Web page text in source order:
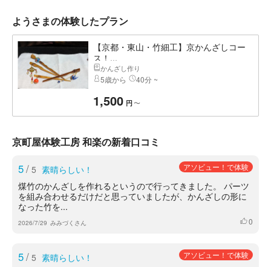
ようさまの体験したプラン
【京都・東山・竹細工】京かんざしコー
ス！...
かんざし作り
5歳から 40分 ~
1,500 円 〜
京町屋体験工房 和楽の新着口コミ
5/ 5 素晴らしい！ アソビュー！で体験
煤竹のかんざしを作れるというので行ってきました。 パーツ
を組み合わせるだけだと思っていましたが、かんざしの形に
なった竹を...
2026/7/29 みみづくさん いいね
0
5/ 5 素晴らしい！ アソビュー！で体験